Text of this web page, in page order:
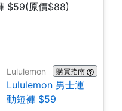
Lululemon 購買指南
Lululemon 男士運
動短褲 $59